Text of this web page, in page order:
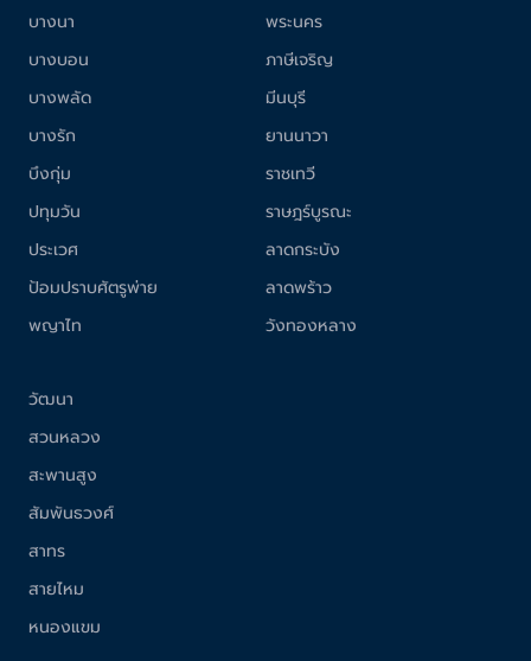
บางนา
บางบอน
บางพลัด
บางรัก
บึงกุ่ม
ปทุมวัน
ประเวศ
ป้อมปราบศัตรูพ่าย
พญาไท
พระนคร
ภาษีเจริญ
มีนบุรี
ยานนาวา
ราชเทวี
ราษฎร์บูรณะ
ลาดกระบัง
ลาดพร้าว
วังทองหลาง
วัฒนา
สวนหลวง
สะพานสูง
สัมพันธวงศ์
สาทร
สายไหม
หนองแขม